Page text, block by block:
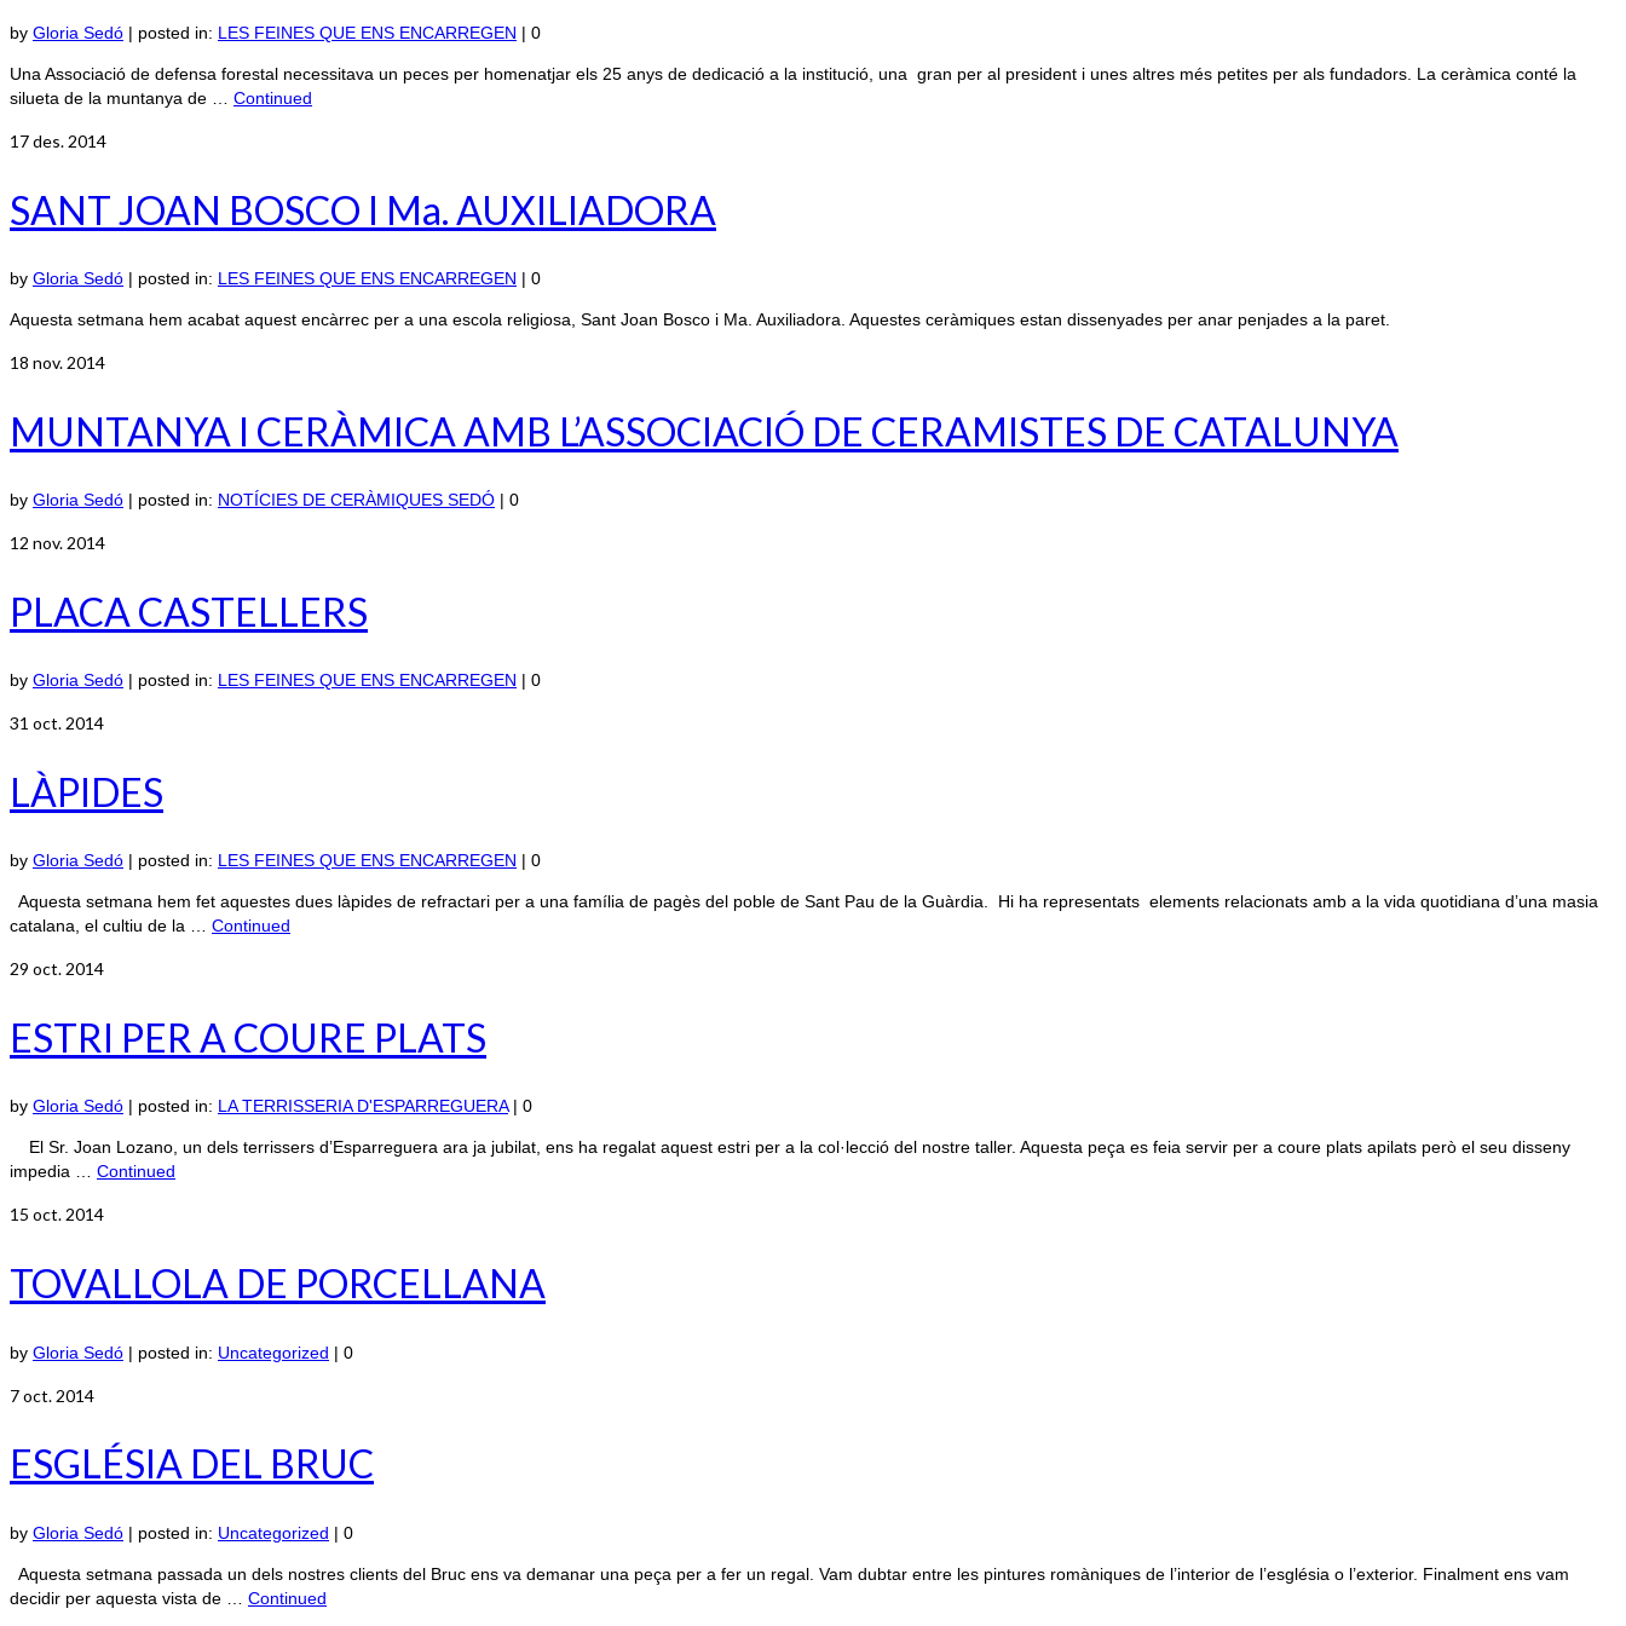
by Gloria Sedó | posted in: LES FEINES QUE ENS ENCARREGEN | 0
Una Associació de defensa forestal necessitava un peces per homenatjar els 25 anys de dedicació a la institució, una gran per al president i unes altres més petites per als fundadors. La ceràmica conté la
silueta de la muntanya de … Continued
17des. 2014
SANT JOAN BOSCO I Ma. AUXILIADORA
by Gloria Sedó | posted in: LES FEINES QUE ENS ENCARREGEN | 0
Aquesta setmana hem acabat aquest encàrrec per a una escola religiosa, Sant Joan Bosco i Ma. Auxiliadora. Aquestes ceràmiques estan dissenyades per anar penjades a la paret.
18 nov. 2014
MUNTANYA I CERÀMICA AMB L’ASSOCIACIÓ DE CERAMISTES DE CATALUNYA
by Gloria Sedó | posted in: NOTÍCIES DE CERÀMIQUES SEDÓ | 0
12 nov. 2014
PLACA CASTELLERS
by Gloria Sedó | posted in: LES FEINES QUE ENS ENCARREGEN | 0
31 oct. 2014
LÀPIDES
by Gloria Sedó | posted in: LES FEINES QUE ENS ENCARREGEN | 0
Aquesta setmana hem fet aquestes dues làpides de refractari per a una família de pagès del poble de Sant Pau de la Guàrdia. Hi ha representats elements relacionats amb a la vida quotidiana d’una masia
catalana, el cultiu de la … Continued
29 oct. 2014
ESTRI PER A COURE PLATS
by Gloria Sedó | posted in: LA TERRISSERIA D'ESPARREGUERA | 0
El Sr. Joan Lozano, un dels terrissers d’Esparreguera ara ja jubilat, ens ha regalat aquest estri per a la col·lecció del nostre taller. Aquesta peça es feia servir per a coure plats apilats però el seu disseny
impedia … Continued
15 oct. 2014
TOVALLOLA DE PORCELLANA
by Gloria Sedó | posted in: Uncategorized | 0
7oct. 2014
ESGLÉSIA DEL BRUC
by Gloria Sedó | posted in: Uncategorized | 0
Aquesta setmana passada un dels nostres clients del Bruc ens va demanar una peça per a fer un regal. Vam dubtar entre les pintures romàniques de l’interior de l’església o l’exterior. Finalment ens vam
decidir per aquesta vista de … Continued